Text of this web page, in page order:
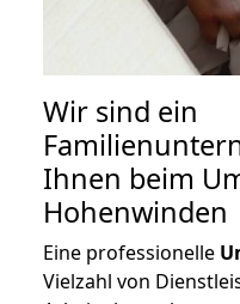
Wir sind ein
Ihnen beim
Hohenwinden
Eine professionelle
Vielzahl von